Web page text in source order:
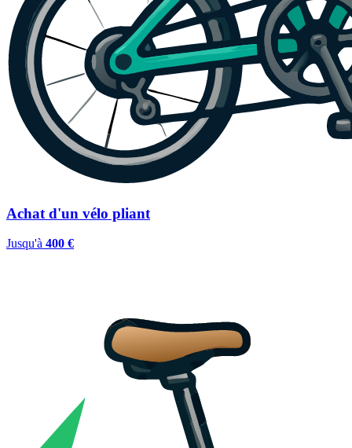
Achat d'un vélo pliant
Jusqu'à 400 €